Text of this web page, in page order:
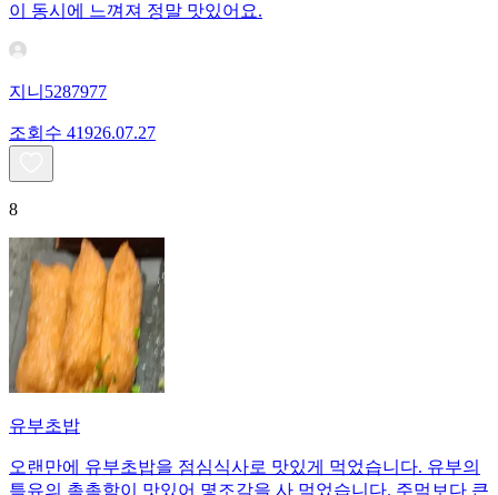
이 동시에 느껴져 정말 맛있어요.
지니5287977
조회수 41926.07.27
8
유부초밥
오랜만에 유부초밥을 점심식사로 맛있게 먹었습니다. 유부의
특유의 촉촉함이 맛있어 몇조각을 사 먹었습니다. 주먹보다 큰